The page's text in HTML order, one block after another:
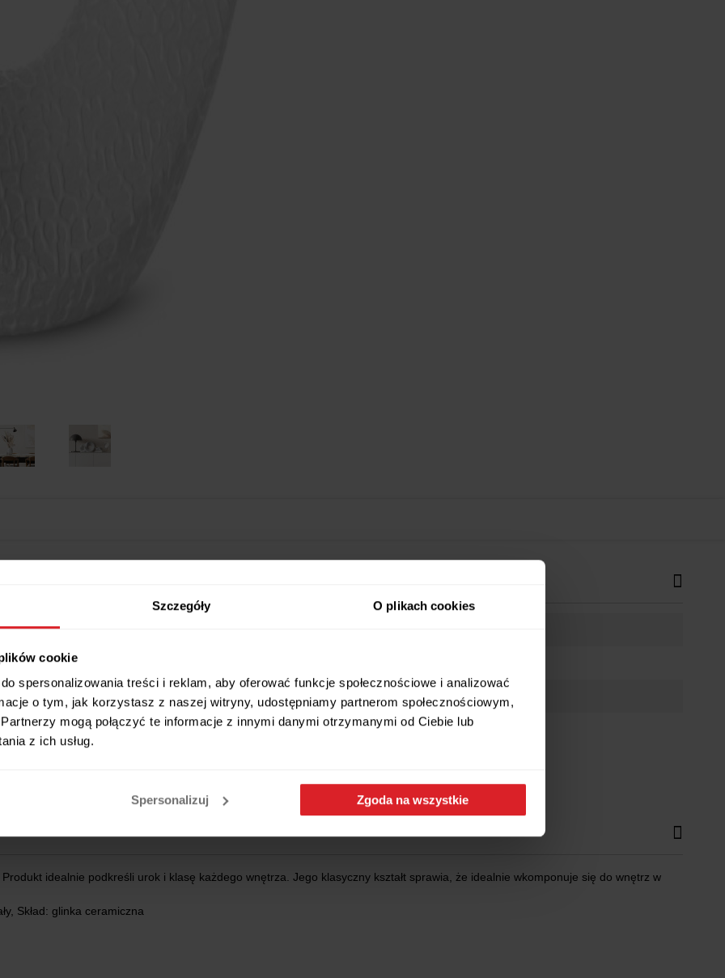
Szczegóły O plikach cookies
cookie
spersonalizowania treści i reklam, aby oferować funkcje społecznościowe i analizować
o tym, jak korzystasz z naszej witryny, udostępniamy partnerom społecznościowym,
mogą połączyć te informacje z innymi danymi otrzymanymi od Ciebie lub
z ich usług.
Spersonalizuj Zgoda na wszystkie
idealnie podkreśli urok i klasę każdego wnętrza. Jego klasyczny kształt sprawia, że idealnie wkomponuje się do wnętrz w
Skład: glinka ceramiczna